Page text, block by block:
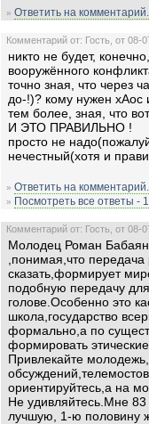
» Ответить на
Комментарий от: Гость, от 08-
никто не будет,
вооружённого
точно зная, что через
до-!)? кому нужен хАос
тем более, зная, что
И ЭТО ПРАВИЛЬНО !
просто не
нечестный(хотя и
» Ответить на
» Посмотреть все ответы - 1
Комментарий от: Гость, от 08-
Молодец Роман
,понимая,что
сказать,формирует
подобную передачу
голове.Особенно это
школа,государство
формально,а по
формировать
Привлекайте
ориентируйтесь,а на
Не удивляйтесь.Мне
лучшую, 1-ю половину